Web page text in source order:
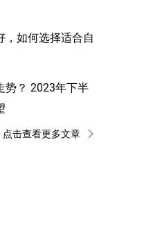
，如何选择适合自
势？ 2023年下半
点击查看更多文章